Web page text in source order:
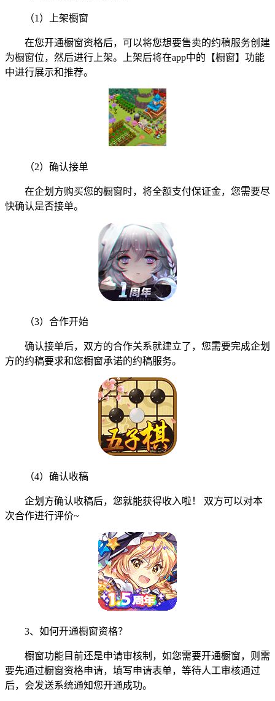
（1）上架橱窗
在您开通橱窗资格后，可以将您想要售卖的约稿服务创建
为橱窗位，然后进行上架。上架后将在app中的【橱窗】功能
中进行展示和推荐。
（2）确认接单
在企划方购买您的橱窗时，将全额支付保证金，您需要尽
快确认是否接单。
（3）合作开始
确认接单后，双方的合作关系就建立了，您需要完成企划
方的约稿要求和您橱窗承诺的约稿服务。
（4）确认收稿
企划方确认收稿后，您就能获得收入啦！ 双方可以对本
次合作进行评价~
3、如何开通橱窗资格？
橱窗功能目前还是申请审核制，如您需要开通橱窗，则需
要先通过橱窗资格申请，填写申请表单，等待人工审核通过
后，会发送系统通知您开通成功。